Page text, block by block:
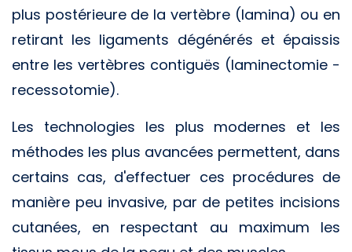
plus postérieure de la vertèbre (lamina) ou en
retirant les ligaments dégénérés et épaissis
entre les vertèbres contiguës (laminectomie -
recessotomie).
Les technologies les plus modernes et les
méthodes les plus avancées permettent, dans
certains cas, d'effectuer ces procédures de
manière peu invasive, par de petites incisions
cutanées, en respectant au maximum les